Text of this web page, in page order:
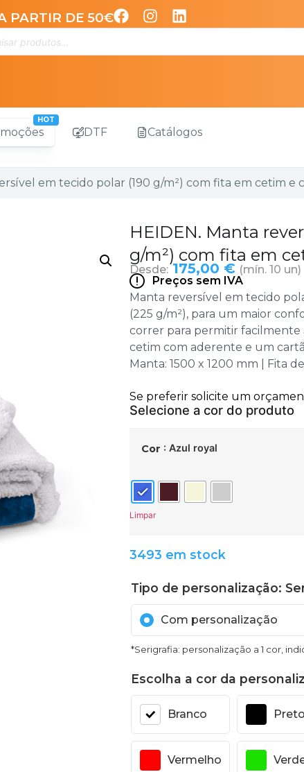
PARTIR DE 50€
DTF Catálogos
em tecido polar (190 g/m²) com fita em cetim e
HEIDEN. Manta
g/m²) com fita em
Desde: 175,00 € (mín. 10 un)
Preços sem IVA
Manta reversível em tecido
(225 g/m²), para um maior
correr para permitir facilmente
cetim com aderente e um
Manta: 1500 x 1200 mm | Fita
Cor : Azul royal
Limpar
3493 em stock
Tipo de personalização:
Com personalização
*Serigrafia: personalização a 1 cor,
Escolha a cor da
Branco Preto
Vermelho